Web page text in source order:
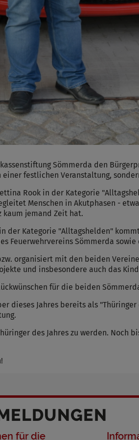
Sömmerda den
einer festlichen Veranstaltung,
Rook in der Kategorie
Menschen in Akutphasen -
jemand Zeit hat.
der Kategorie "Alltagshelden"
Feuerwehrvereins Sömmerda sowie
organisiert mit den beiden
und insbesondere auch das
für die beiden
dieses Jahres bereits als
des Jahres zu werden. Noch
für die
Anbieter
Zweck